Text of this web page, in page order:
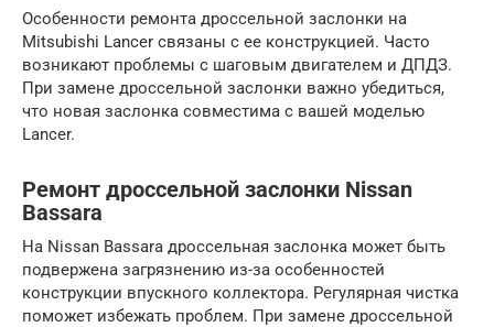
Особенности ремонта дроссельной заслонки на
Mitsubishi Lancer связаны с ее конструкцией. Часто
возникают проблемы с шаговым двигателем и ДПДЗ.
При замене дроссельной заслонки важно убедиться,
что новая заслонка совместима с вашей моделью
Lancer.
Ремонт дроссельной заслонки Nissan
Bassara
На Nissan Bassara дроссельная заслонка может быть
подвержена загрязнению из-за особенностей
конструкции впускного коллектора. Регулярная чистка
поможет избежать проблем. При замене дроссельной